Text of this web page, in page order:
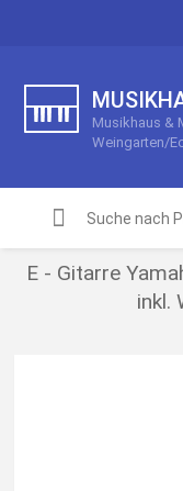
Musikhaus &
Weingarten/
E - Gitarre
inkl.